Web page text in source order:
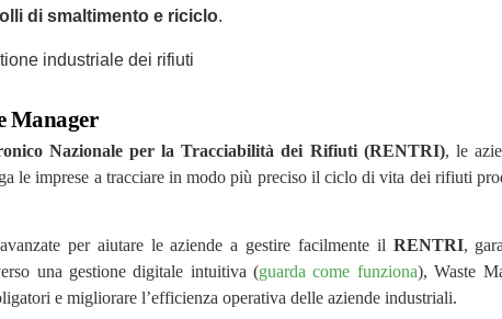
di smaltimento e riciclo.
Manager
Nazionale per la Tracciabilità dei Rifiuti (RENTRI), le
le imprese a tracciare in modo più preciso il ciclo di vita dei rifiuti
per aiutare le aziende a gestire facilmente il RENTRI,
una gestione digitale intuitiva (guarda come funziona), Waste
e migliorare l’efficienza operativa delle aziende industriali.